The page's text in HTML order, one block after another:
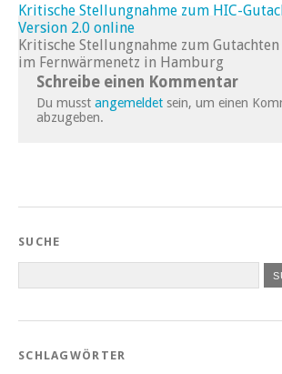
Kritische Stellungnahme zum HIC-
Version 2.0 online
Kritische Stellungnahme zum Gutachten
im Fernwärmenetz in Hamburg
Schreibe einen Kommentar
Du musst angemeldet sein, um einen
abzugeben.
SUCHE
SCHLAGWÖRTER